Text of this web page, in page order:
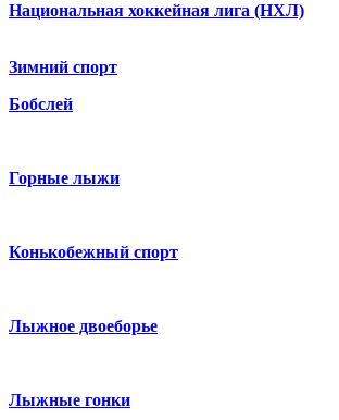
Национальная хоккейная лига (НХЛ)
Зимний спорт
Бобслей
Горные лыжи
Конькобежный спорт
Лыжное двоеборье
Лыжные гонки